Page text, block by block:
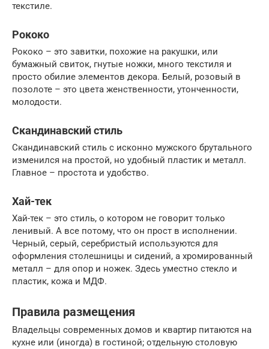
текстиле.
Рококо
Рококо – это завитки, похожие на ракушки, или
бумажный свиток, гнутые ножки, много текстиля и
просто обилие элементов декора. Белый, розовый в
позолоте – это цвета женственности, утонченности,
молодости.
Скандинавский стиль
Скандинавский стиль с исконно мужского брутального
изменился на простой, но удобный пластик и металл.
Главное – простота и удобство.
Хай-тек
Хай-тек – это стиль, о котором не говорит только
ленивый. А все потому, что он прост в исполнении.
Черный, серый, серебристый используются для
оформления столешницы и сидений, а хромированный
металл – для опор и ножек. Здесь уместно стекло и
пластик, кожа и МДФ.
Правила размещения
Владельцы современных домов и квартир питаются на
кухне или (иногда) в гостиной; отдельную столовую